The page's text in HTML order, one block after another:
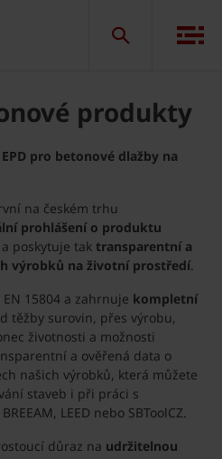
produkty
pro betonové dlažby na
na českém trhu
prohlášení o produktu
poskytuje tak transparentní a
výrobků na životní prostředí.
15804 a zahrnuje kompletní
těžby surovin, přes výrobu,
životnosti a možnosti
a ověřená data o
našich výrobků, která můžete
staveb i při práci s
LEED nebo SBToolCZ.
důraz na udržitelnou